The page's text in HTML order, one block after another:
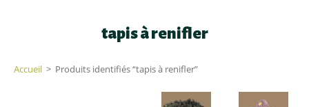
tapis à renifler
Accueil > Produits identifiés “tapis à renifler”